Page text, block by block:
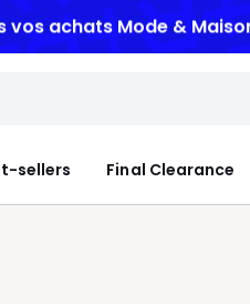
vos achats Mode &
sellers Final Clearance